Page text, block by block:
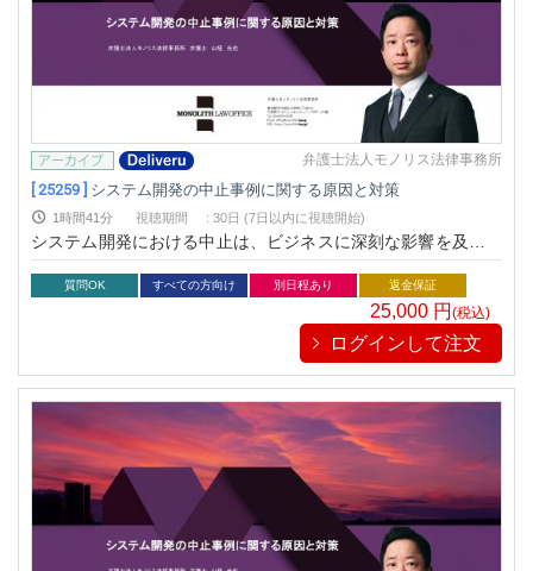
弁護士法人モノリス法律事務所
[ 25259 ] システム開発の中止事例に関する原因と対策
1時間41分 視聴期間 : 30日 (7日以内に視聴開始)
システム開発における中止は、ビジネスに深刻な影響を及ぼし
ます。本セミナーでは、開発中止の原因を解明し、そのリスク
を回避するための具体的な対策を学びます。法律面からプロジ
ェクト管理まで、実例を交え分かりやすく解説します。これか
らのプロジェクト成功に役立つ知識を一緒に身につけましょ
質問OK すべての方向け 別日程あり 返金保証
25,000 円 (税込)
ログインして注文